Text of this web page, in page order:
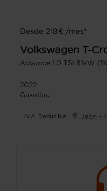
Desde 218 € /mes*
Volkswagen T-
Advance 1.0 TSI 81kW
2022
Gasolina
I.V.A. Deducible Jaén -